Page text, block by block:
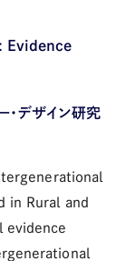
Evidence
・デザイン研究
in Rural and
evidence